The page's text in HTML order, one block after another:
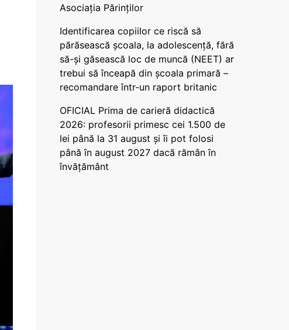
Asociația Părinților
Identificarea copiilor ce riscă să
părăsească școala, la adolescență, fără
să-și găsească loc de muncă (NEET) ar
trebui să înceapă din școala primară –
recomandare într-un raport britanic
OFICIAL Prima de carieră didactică
2026: profesorii primesc cei 1.500 de
lei până la 31 august și îi pot folosi
până în august 2027 dacă rămân în
învățământ